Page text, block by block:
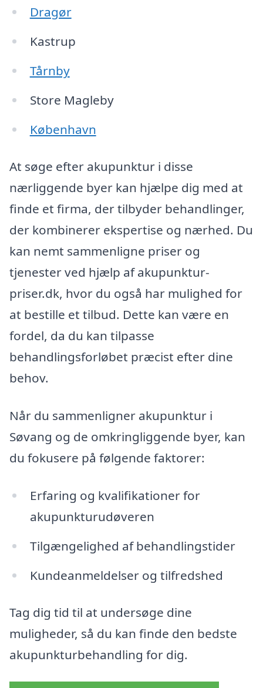
Dragør
Kastrup
Tårnby
Store Magleby
København
At søge efter akupunktur i disse
nærliggende byer kan hjælpe dig med at
finde et firma, der tilbyder behandlinger,
der kombinerer ekspertise og nærhed. Du
kan nemt sammenligne priser og
tjenester ved hjælp af akupunktur-
priser.dk, hvor du også har mulighed for
at bestille et tilbud. Dette kan være en
fordel, da du kan tilpasse
behandlingsforløbet præcist efter dine
behov.
Når du sammenligner akupunktur i
Søvang og de omkringliggende byer, kan
du fokusere på følgende faktorer:
Erfaring og kvalifikationer for
akupunkturudøveren
Tilgængelighed af behandlingstider
Kundeanmeldelser og tilfredshed
Tag dig tid til at undersøge dine
muligheder, så du kan finde den bedste
akupunkturbehandling for dig.